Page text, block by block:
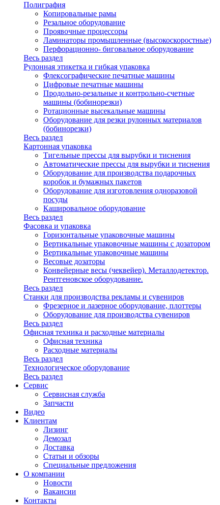
Полиграфия
Копировальные рамы
Резальное оборудование
Проявочные процессоры
Ламинаторы промышленные (высокоскоростные)
Перфорационно- биговальное оборудование
Весь раздел
Рулонная этикетка и гибкая упаковка
Флексографические печатные машины
Цифровые печатные машины
Продольно-резальные и контрольно-счетные
машины (бобинорезки)
Ротационные высекальные машины
Оборудование для резки рулонных материалов
(бобинорезки)
Весь раздел
Картонная упаковка
Тигельные прессы для вырубки и тиснения
Автоматические прессы для вырубки и тиснения
Оборудование для производства подарочных
коробок и бумажных пакетов
Оборудование для изготовления одноразовой
посуды
Кашировальное оборудование
Весь раздел
Фасовка и упаковка
Горизонтальные упаковочные машины
Вертикальные упаковочные машины с дозатором
Вертикальные упаковочные машины
Весовые дозаторы
Конвейерные весы (чеквейер). Металлодетектор.
Рентгеновское оборудование.
Весь раздел
Станки для производства рекламы и сувениров
Фрезерное и лазерное оборудование, плоттеры
Оборудование для производства сувениров
Весь раздел
Офисная техника и расходные материалы
Офисная техника
Расходные материалы
Весь раздел
Технологическое оборудование
Весь раздел
Сервис
Сервисная служба
Запчасти
Видео
Клиентам
Лизинг
Демозал
Доставка
Статьи и обзоры
Специальные предложения
О компании
Новости
Вакансии
Контакты